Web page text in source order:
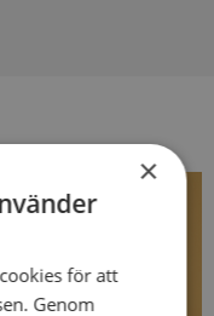
×
för att
Genom